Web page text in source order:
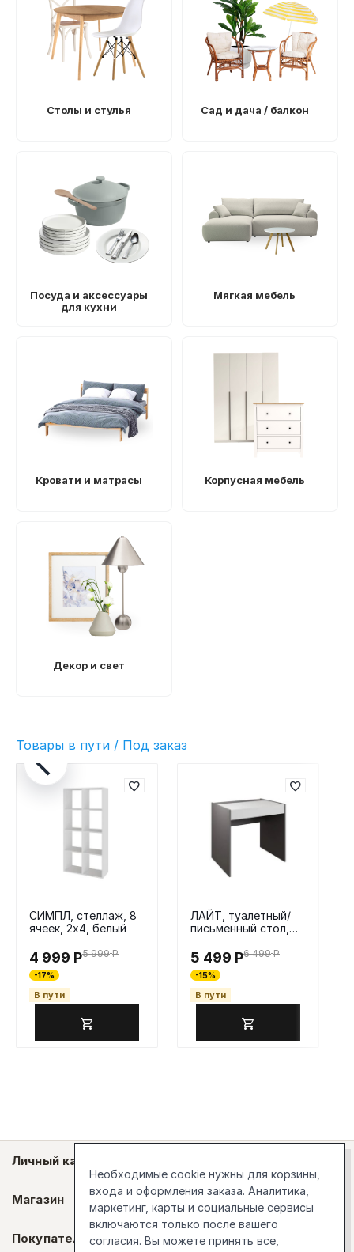
Столы и стулья Сад и дача / балкон
Посуда и аксессуары
для кухни
Мягкая мебель
Кровати и матрасы Корпусная мебель
Декор и свет
Товары в пути / Под заказ
СИМПЛ, стеллаж, 8
ячеек, 2х4, белый
4 999 Р5 999 Р
-17%
В пути
ЛАЙТ, туалетный/
письменный стол,
5 499 Р6 499 Р
-15%
В пути
Личный кабинет
Магазин
Покупателям
Необходимые cookie нужны для корзины,
входа и оформления заказа. Аналитика,
маркетинг, карты и социальные сервисы
включаются только после вашего
согласия. Вы можете принять все,